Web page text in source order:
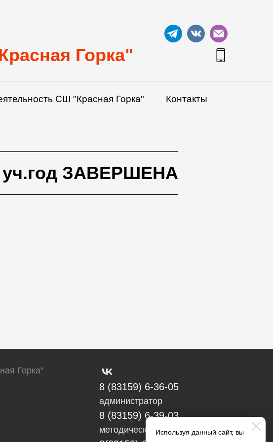
Горка"
СШ "Красная Горка" Контакты
ЗАВЕРШЕНА
Горка"
8 (83159) 6-36-05
администратор
8 (83159) 6-39-03
методический отделИспользуя данный сайт, вы